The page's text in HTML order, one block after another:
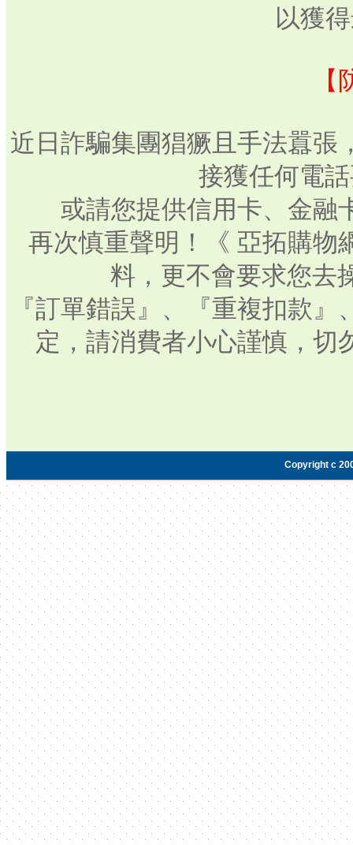
以獲
近日詐騙集團猖獗且手法囂張
接獲任何電
或請您提供信用卡、金融
再次慎重聲明！《 亞拓購物
料，更不會要求您去
『訂單錯誤』、『重複扣款
定，請消費者小心謹慎，切
Copyright c